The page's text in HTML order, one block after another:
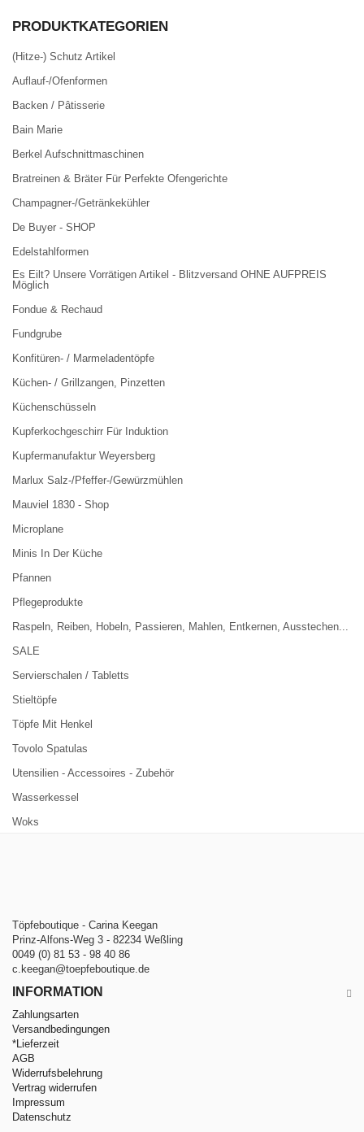
PRODUKTKATEGORIEN
(Hitze-) Schutz Artikel
Auflauf-/Ofenformen
Backen / Pâtisserie
Bain Marie
Berkel Aufschnittmaschinen
Bratreinen & Bräter Für Perfekte Ofengerichte
Champagner-/Getränkekühler
De Buyer - SHOP
Edelstahlformen
Es Eilt? Unsere Vorrätigen Artikel - Blitzversand OHNE AUFPREIS
Möglich
Fondue & Rechaud
Fundgrube
Konfitüren- / Marmeladentöpfe
Küchen- / Grillzangen, Pinzetten
Küchenschüsseln
Kupferkochgeschirr Für Induktion
Kupfermanufaktur Weyersberg
Marlux Salz-/Pfeffer-/Gewürzmühlen
Mauviel 1830 - Shop
Microplane
Minis In Der Küche
Pfannen
Pflegeprodukte
Raspeln, Reiben, Hobeln, Passieren, Mahlen, Entkernen, Ausstechen...
SALE
Servierschalen / Tabletts
Stieltöpfe
Töpfe Mit Henkel
Tovolo Spatulas
Utensilien - Accessoires - Zubehör
Wasserkessel
Woks
Töpfeboutique - Carina Keegan
Prinz-Alfons-Weg 3 - 82234 Weßling
0049 (0) 81 53 - 98 40 86
c.keegan@toepfeboutique.de
INFORMATION
Zahlungsarten
Versandbedingungen
*Lieferzeit
AGB
Widerrufsbelehrung
Vertrag widerrufen
Impressum
Datenschutz